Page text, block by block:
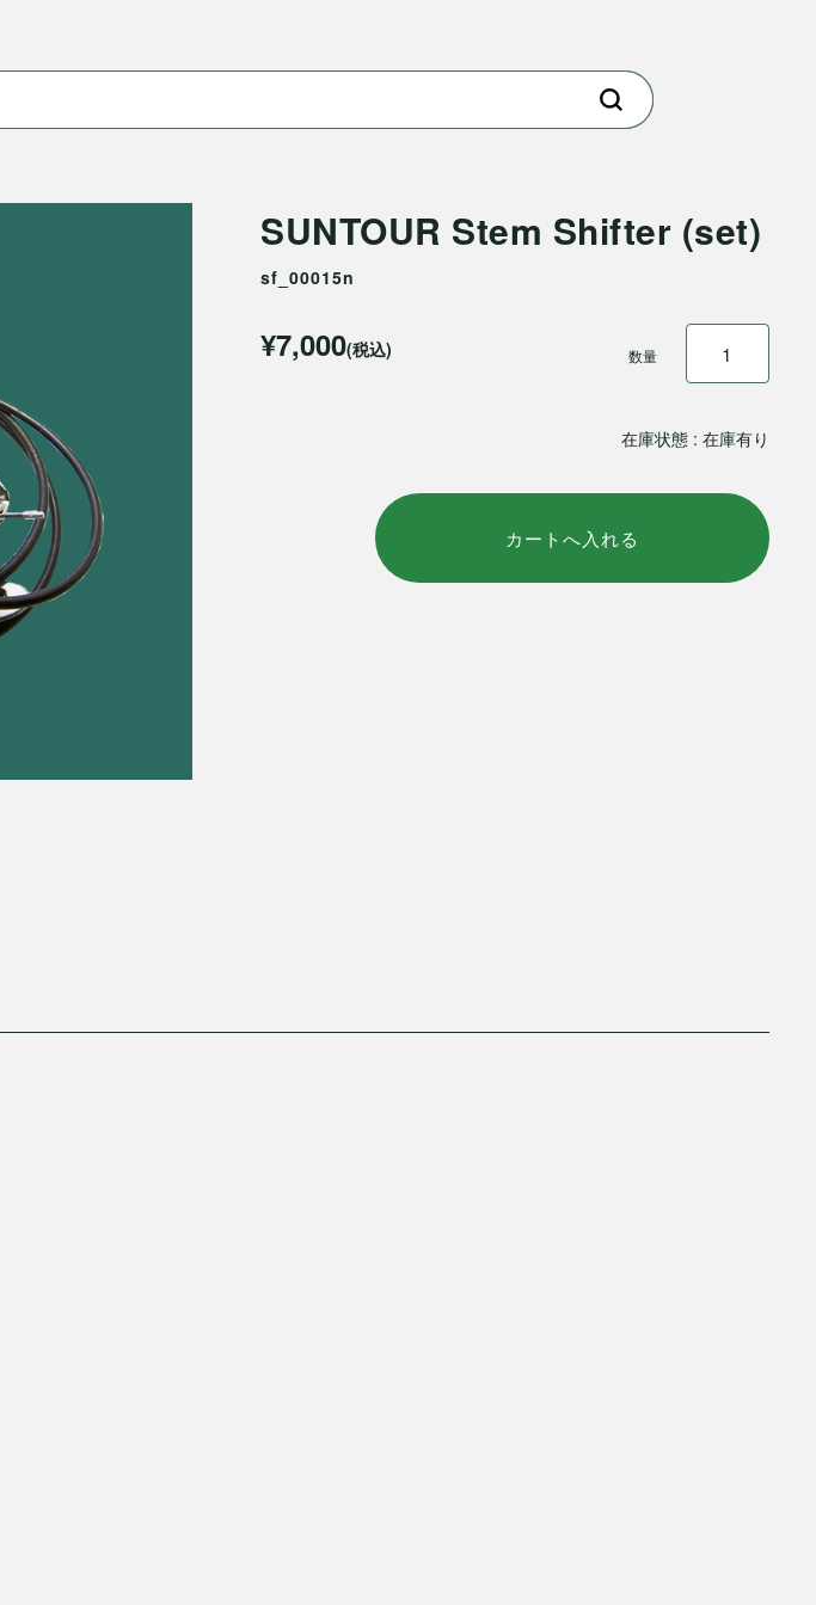
SUNTOUR Stem Shifter (set)
sf_00015n
在庫状態 : 在庫有り
¥7,000(税込) 数量